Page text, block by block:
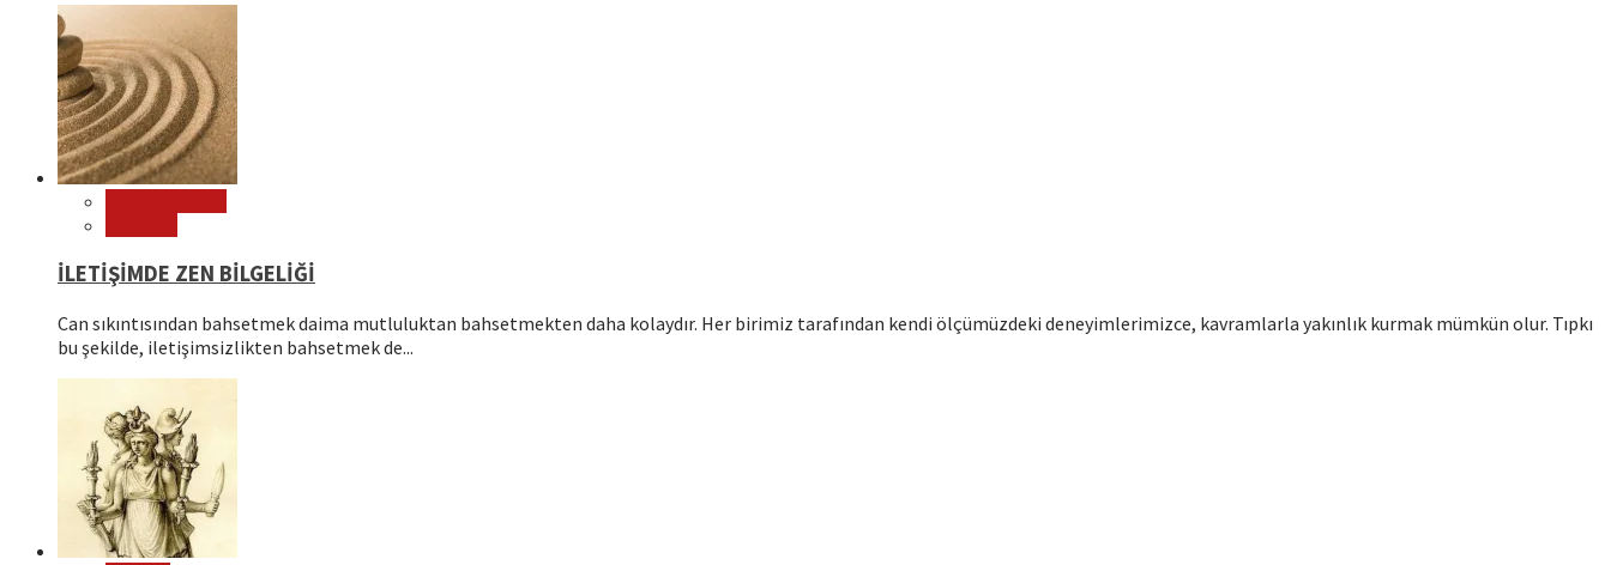
İLETİŞİMDE ZEN BİLGELİĞİ
Can sıkıntısından bahsetmek daima mutluluktan bahsetmekten daha kolaydır. Her birimiz tarafından kendi ölçümüzdeki deneyimlerimizce, kavramlarla yakınlık kurmak mümkün olur. Tıpkı
bu şekilde, iletişimsizlikten bahsetmek de...